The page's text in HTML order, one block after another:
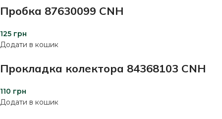
Пробка 87630099 CNH
125 грн
Додати в кошик
Прокладка колектора 84368103 CNH
110 грн
Додати в кошик